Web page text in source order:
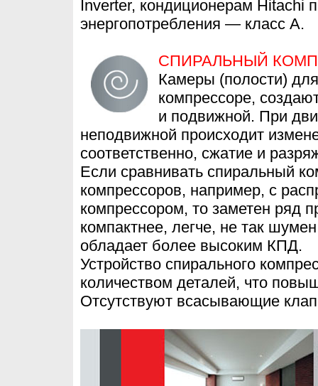
Inverter, кондиционерам
энергопотребления — класс А.
СПИРАЛЬНЫЙ
Камеры (полости)
компрессоре,
и подвижной. При
неподвижной происходит
соответственно, сжатие и
Если сравнивать спиральный
компрессоров, например, с
компрессором, то заметен ряд
компактнее, легче, не так
обладает более высоким КПД.
Устройство спирального
количеством деталей, что
Отсутствуют всасывающие